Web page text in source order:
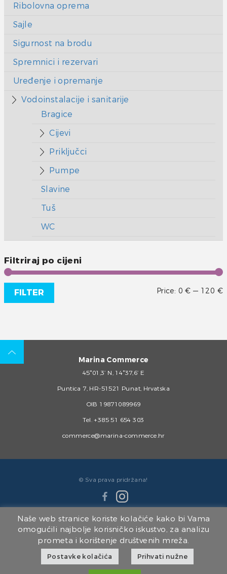
Ribolovna oprema
Sajle
Sigurnost na brodu
Spremnici i rezervari
Uređenje i opremanje
Vodoinstalacije i sanitarije
Bragice
Cijevi
Priključci
Pumpe
Slavine
Tuš
WC
Filtriraj po cijeni
FILTER Price: 0 € — 120 €
Marina Commerce
45°01,3’ N, 14°37,6’ E
Puntica 7, HR-51521 Punat, Hrvatska
OIB 19871089969
Tel. +385 51 654 303
commerce@marina-commerce.hr
© Sva prava pridržana!
Članice Marina Punat Grupe:
Marina Punat d.o.o. | Brodogradilište Punat d.o.o. |
Marina Punat Hotel & Resort | Marina Commerce d.o.o.
Naše web stranice koriste kolačiće kako bi Vama
omogućili najbolje korisničko iskustvo, za analizu
prometa i korištenje društvenih mreža.
Postavke kolačića Prihvati nužne